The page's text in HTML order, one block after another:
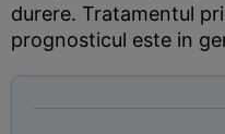
durere. Tratamentul
prognosticul este in